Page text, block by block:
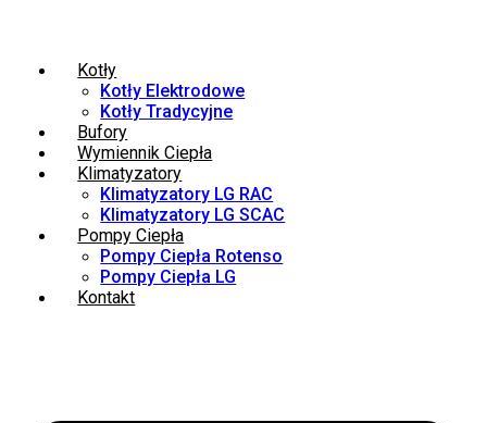
Kotły
Kotły Elektrodowe
Kotły Tradycyjne
Bufory
Wymiennik Ciepła
Klimatyzatory
Klimatyzatory LG RAC
Klimatyzatory LG SCAC
Pompy Ciepła
Pompy Ciepła Rotenso
Pompy Ciepła LG
Kontakt